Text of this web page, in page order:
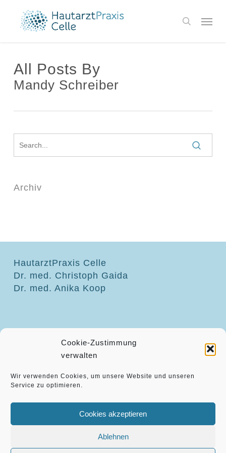
Cookie-Zustimmung
verwalten
Wir verwenden Cookies, um unsere Website und unseren
Service zu optimieren.
Cookies akzeptieren
Ablehnen
main
search
Menu
All Posts By
Mandy Schreiber
Archiv
HautarztPraxis Celle
Dr. med. Christoph Gaida
Dr. med. Anika Koop
Termine nach Vereinbarung:
Mi und Fr: 08.00 – 12.30 Uhr